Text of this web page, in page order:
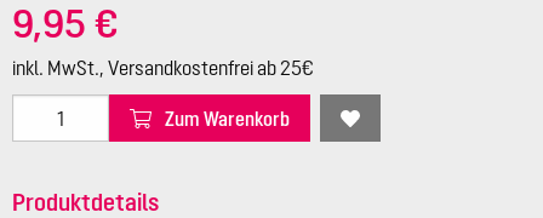
9,95 €
inkl. MwSt., Versandkostenfrei ab 25€
Zum Warenkorb
Produktdetails